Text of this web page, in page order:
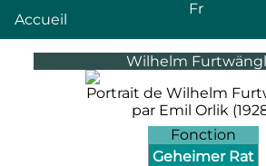
Accueil
Fr
Wilhelm
Portrait de Wilhelm
par Emil Orlik
Fonction
Geheimer Rat